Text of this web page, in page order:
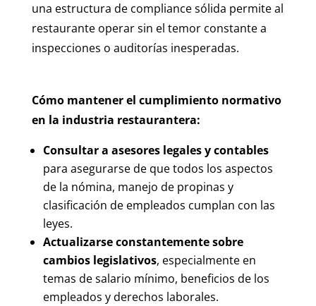
una estructura de compliance sólida permite al
restaurante operar sin el temor constante a
inspecciones o auditorías inesperadas.
Cómo mantener el cumplimiento normativo
en la industria restaurantera:
Consultar a asesores legales y contables
para asegurarse de que todos los aspectos
de la nómina, manejo de propinas y
clasificación de empleados cumplan con las
leyes.
Actualizarse constantemente sobre
cambios legislativos, especialmente en
temas de salario mínimo, beneficios de los
empleados y derechos laborales.